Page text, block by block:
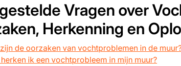
Vragen over
Herkenning en
de oorzaken van vochtproblemen in de
ik een vochtprobleem in mijn muur?